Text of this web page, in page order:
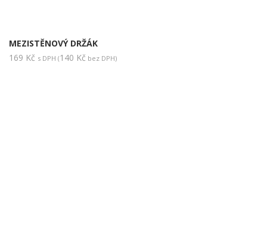
MEZISTĚNOVÝ DRŽÁK
169 Kč s DPH (140 Kč bez DPH)